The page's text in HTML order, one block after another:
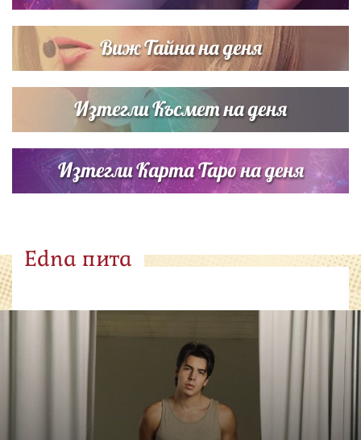
Виж Тайна на деня
Изтегли Късмет на деня
Изтегли Карта Таро на деня
Edna пита